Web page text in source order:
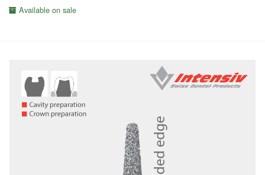
Available on sale